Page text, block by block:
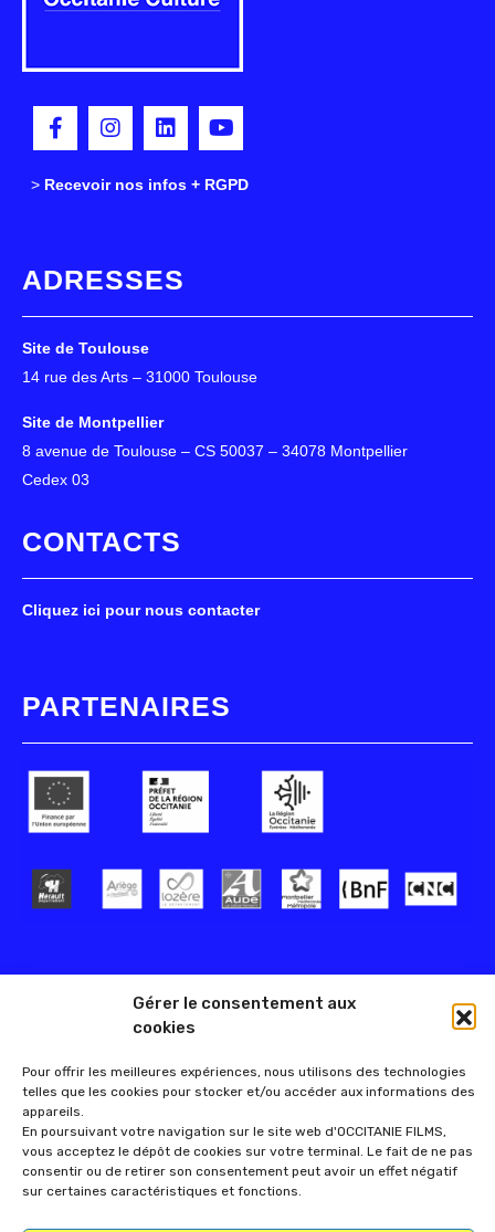
Gérer le consentement aux
cookies
Pour offrir les meilleures expériences, nous utilisons des technologies
telles que les cookies pour stocker et/ou accéder aux informations des
appareils.
En poursuivant votre navigation sur le site web d'OCCITANIE FILMS,
vous acceptez le dépôt de cookies sur votre terminal. Le fait de ne pas
consentir ou de retirer son consentement peut avoir un effet négatif
sur certaines caractéristiques et fonctions.
> Recevoir nos infos + RGPD
ADRESSES
Site de Toulouse
14 rue des Arts – 31000 Toulouse
Site de Montpellier
8 avenue de Toulouse – CS 50037 – 34078 Montpellier
Cedex 03
CONTACTS
Cliquez ici pour nous contacter
PARTENAIRES